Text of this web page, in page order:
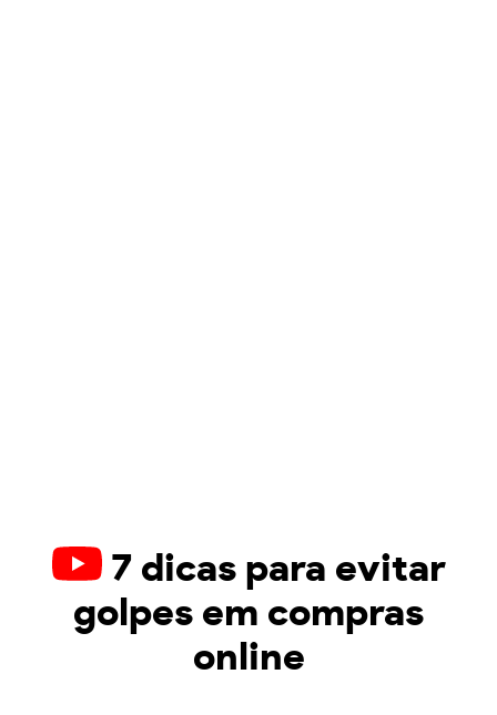
7 dicas para evitar
golpes em compras
online